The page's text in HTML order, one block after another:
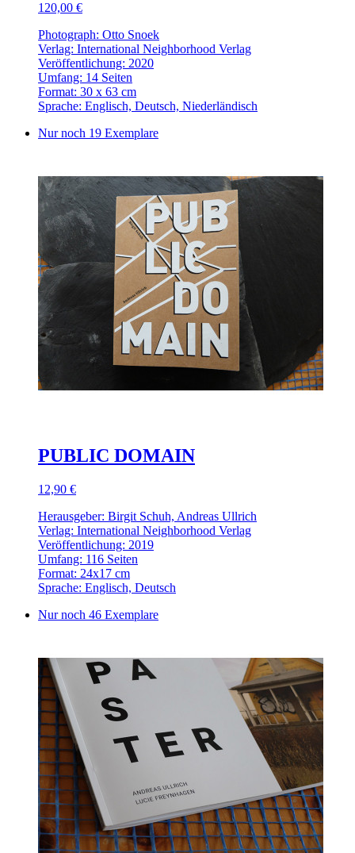
120,00 €
Photograph: Otto Snoek
Verlag: International Neighborhood Verlag
Veröffentlichung: 2020
Umfang: 14 Seiten
Format: 30 x 63 cm
Sprache: Englisch, Deutsch, Niederländisch
Nur noch 19 Exemplare
PUBLIC DOMAIN
12,90 €
Herausgeber: Birgit Schuh, Andreas Ullrich
Verlag: International Neighborhood Verlag
Veröffentlichung: 2019
Umfang: 116 Seiten
Format: 24x17 cm
Sprache: Englisch, Deutsch
Nur noch 46 Exemplare